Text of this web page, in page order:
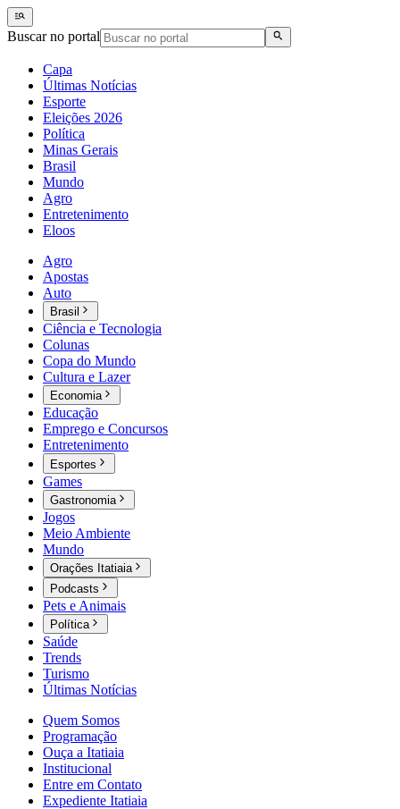
Buscar no portal
Capa
Últimas Notícias
Esporte
Eleições 2026
Política
Minas Gerais
Brasil
Mundo
Agro
Entretenimento
Eloos
Agro
Apostas
Auto
Brasil
Ciência e Tecnologia
Colunas
Copa do Mundo
Cultura e Lazer
Economia
Educação
Emprego e Concursos
Entretenimento
Esportes
Games
Gastronomia
Jogos
Meio Ambiente
Mundo
Orações Itatiaia
Podcasts
Pets e Animais
Política
Saúde
Trends
Turismo
Últimas Notícias
Quem Somos
Programação
Ouça a Itatiaia
Institucional
Entre em Contato
Expediente Itatiaia